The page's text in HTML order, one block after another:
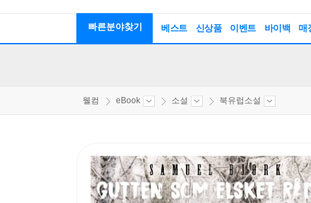
빠른분야찾기 베스트 신상품 이벤트 바이백 매
웰컴 eBook 소설 북유럽소설